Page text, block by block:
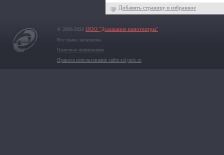
Добавить страницу в избранное
© 2006-2020 ООО "Домашние кинотеатры"
Все права защищены
Правовая информация
Правила использования сайта solyaris.ru